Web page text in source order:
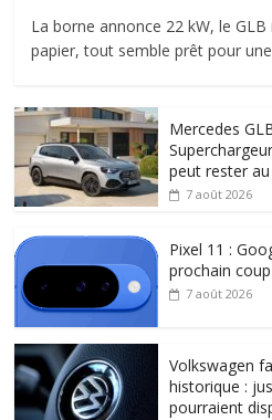
La borne annonce 22 kW, le
papier, tout semble prêt pour
Mercedes
peut rester
7 août 2026
Pixel 11 :
prochain
7 août 2026
Volkswagen
historique :
pourraient